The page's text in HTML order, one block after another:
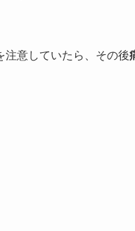
注意していたら、その後